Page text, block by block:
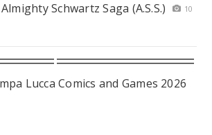
Schwartz Saga (A.S.S.)
10
Lucca Comics and Games 2026